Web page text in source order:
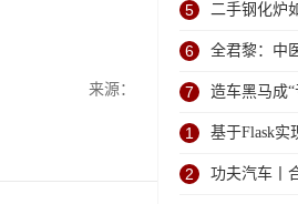
来源：
5 二手钢化炉
6 全君黎：中
7 造车黑马成
也看走眼了
1 基于Flask实
2 功夫汽车丨